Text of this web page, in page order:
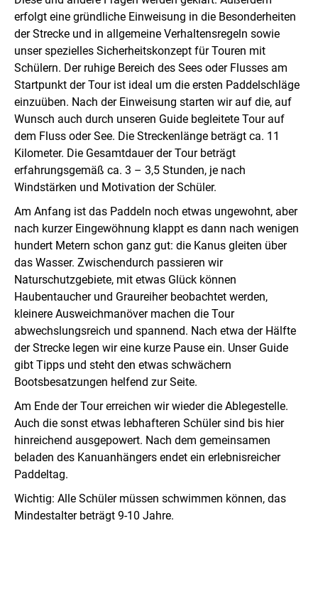
erfolgt eine gründliche Einweisung in die Besonderheiten
der Strecke und in allgemeine Verhaltensregeln sowie
unser spezielles Sicherheitskonzept für Touren mit
Schülern. Der ruhige Bereich des Sees oder Flusses am
Startpunkt der Tour ist ideal um die ersten Paddelschläge
einzuüben. Nach der Einweisung starten wir auf die, auf
Wunsch auch durch unseren Guide begleitete Tour auf
dem Fluss oder See. Die Streckenlänge beträgt ca. 11
Kilometer. Die Gesamtdauer der Tour beträgt
erfahrungsgemäß ca. 3 – 3,5 Stunden, je nach
Windstärken und Motivation der Schüler.
Am Anfang ist das Paddeln noch etwas ungewohnt, aber
nach kurzer Eingewöhnung klappt es dann nach wenigen
hundert Metern schon ganz gut: die Kanus gleiten über
das Wasser. Zwischendurch passieren wir
Naturschutzgebiete, mit etwas Glück können
Haubentaucher und Graureiher beobachtet werden,
kleinere Ausweichmanöver machen die Tour
abwechslungsreich und spannend. Nach etwa der Hälfte
der Strecke legen wir eine kurze Pause ein. Unser Guide
gibt Tipps und steht den etwas schwächern
Bootsbesatzungen helfend zur Seite.
Am Ende der Tour erreichen wir wieder die Ablegestelle.
Auch die sonst etwas lebhafteren Schüler sind bis hier
hinreichend ausgepowert. Nach dem gemeinsamen
beladen des Kanuanhängers endet ein erlebnisreicher
Paddeltag.
Wichtig: Alle Schüler müssen schwimmen können, das
Mindestalter beträgt 9-10 Jahre.